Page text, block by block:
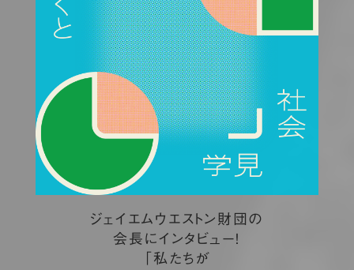
ジェイエムウエストン財団の
会長にインタビュー！
「私たちが